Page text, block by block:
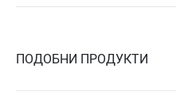
ПОДОБНИ ПРОДУКТИ